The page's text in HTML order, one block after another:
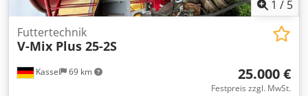
1 / 5
Kassel 69 km
Futtertechnik
V-Mix Plus 25-2S
25.000 €
Festpreis zzgl. MwSt.